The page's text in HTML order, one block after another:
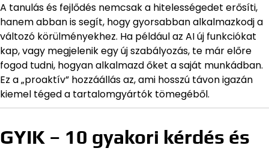
A tanulás és fejlődés nemcsak a hitelességedet erősíti,
hanem abban is segít, hogy gyorsabban alkalmazkodj a
változó körülményekhez. Ha például az AI új funkciókat
kap, vagy megjelenik egy új szabályozás, te már előre
fogod tudni, hogyan alkalmazd őket a saját munkádban.
Ez a „proaktív” hozzáállás az, ami hosszú távon igazán
kiemel téged a tartalomgyártók tömegéből.
GYIK – 10 gyakori kérdés és